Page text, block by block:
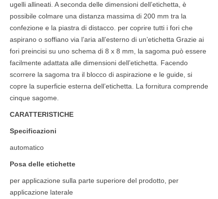
ugelli allineati. A seconda delle dimensioni dell’etichetta, è
possibile colmare una distanza massima di 200 mm tra la
confezione e la piastra di distacco. per coprire tutti i fori che
aspirano o soffiano via l’aria all’esterno di un’etichetta Grazie ai
fori preincisi su uno schema di 8 x 8 mm, la sagoma può essere
facilmente adattata alle dimensioni dell’etichetta. Facendo
scorrere la sagoma tra il blocco di aspirazione e le guide, si
copre la superficie esterna dell’etichetta. La fornitura comprende
cinque sagome.
CARATTERISTICHE
Specificazioni
automatico
Posa delle etichette
per applicazione sulla parte superiore del prodotto, per
applicazione laterale